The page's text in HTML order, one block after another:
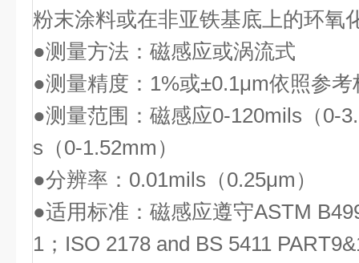
粉末涂料或在非亚铁基底上的环氧
●测量方法：磁感应或涡流式
●测量精度：1%或±0.1μm依照参考
●测量范围：磁感应0-120mils（0-
s（0-1.52mm）
●分辨率：0.01mils（0.25μm）
●适用标准：磁感应遵守ASTM
1；ISO 2178 and BS 5411